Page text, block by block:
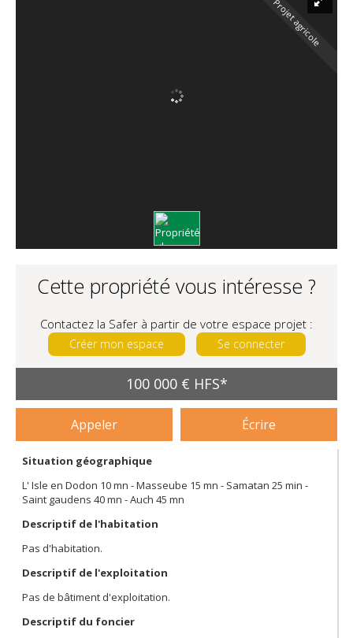
Projet agricole
Cette propriété vous intéresse ?
Contactez la Safer à partir de votre espace projet :
Créer mon espace Se connecter
100 000 € HFS*
Appeler Écrire
Situation géographique
L' Isle en Dodon 10 mn - Masseube 15 mn - Samatan 25 min -
Saint gaudens 40 mn - Auch 45 mn
Descriptif de l'habitation
Pas d'habitation.
Descriptif de l'exploitation
Pas de bâtiment d'exploitation.
Descriptif du foncier